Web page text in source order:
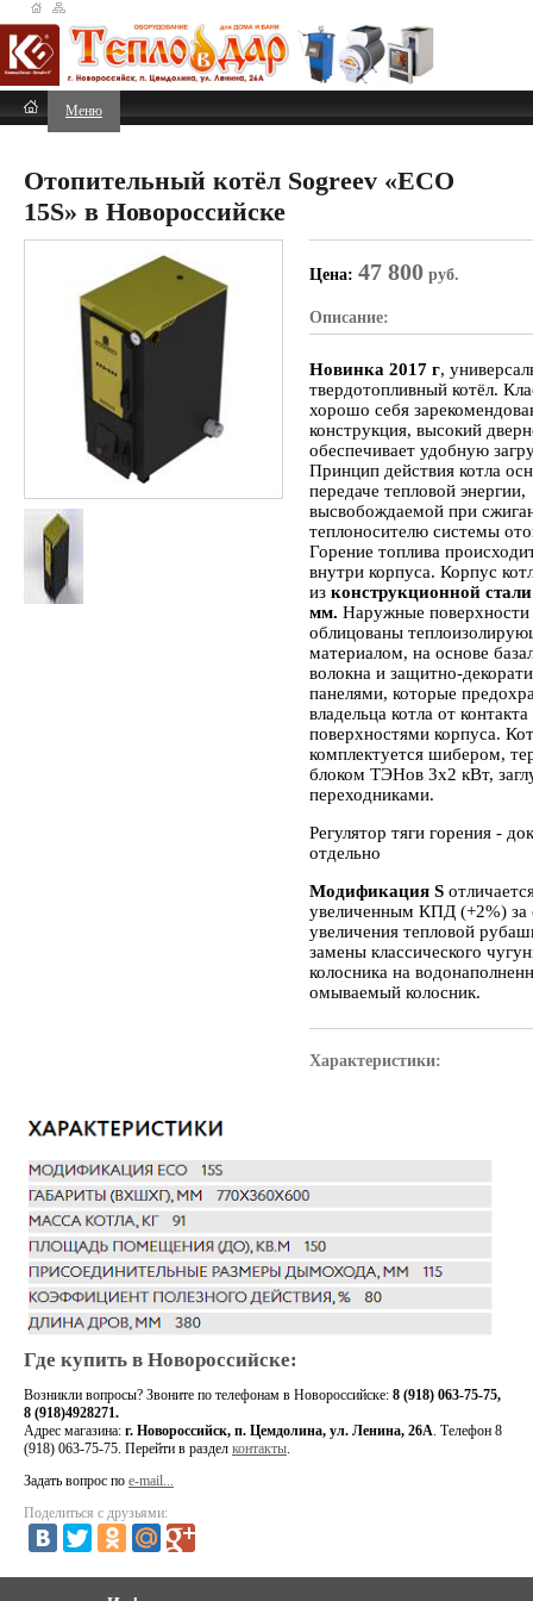
Меню
Отопительный котёл Sogreev «ECO
15S» в Новороссийске
Цена: 47 800 руб.
Описание:
Новинка 2017 г,
твердотопливный котёл.
хорошо себя
конструкция, высокий
обеспечивает удобную
Принцип действия котла
передаче тепловой энергии,
высвобождаемой при
теплоносителю системы
Горение топлива
внутри корпуса. Корпус
из конструкционной
мм. Наружные поверхности
облицованы
материалом, на основе
волокна и защитно-
панелями, которые
владельца котла от
поверхностями корпуса.
комплектуется шибером,
блоком ТЭНов 3х2 кВт,
переходниками.
Регулятор тяги горения -
отдельно
Модификация S
увеличенным КПД (+2%) за
увеличения тепловой
замены классического
колосника на
омываемый колосник.
Характеристики:
Где купить в Новороссийске:
Возникли вопросы? Звоните по телефонам в Новороссийске: 8 (918) 063-75-75,
8 (918)4928271.
Адрес магазина: г. Новороссийск, п. Цемдолина, ул. Ленина, 26А. Телефон 8
(918) 063-75-75. Перейти в раздел контакты.
Задать вопрос по e-mail...
Поделиться с друзьями: